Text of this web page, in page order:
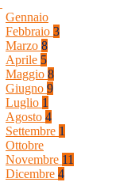
Gennaio
Febbraio 3
Marzo 8
Aprile 5
Maggio 8
Giugno 9
Luglio 1
Agosto 4
Settembre 1
Ottobre
Novembre 11
Dicembre 4